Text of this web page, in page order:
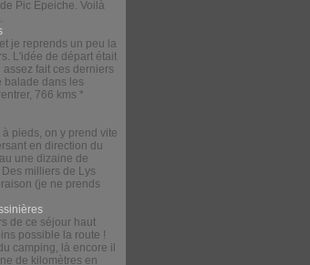
Pic Epeiche. Voilà
je reprends un peu la
L'idée de départ était
fait ces derniers
balade dans les
766 kms *
pieds, on y prend vite
en direction du
une dizaine de
milliers de Lys
(je ne prends
de ce séjour haut
possible la route !
camping, là encore il
de kilomètres en